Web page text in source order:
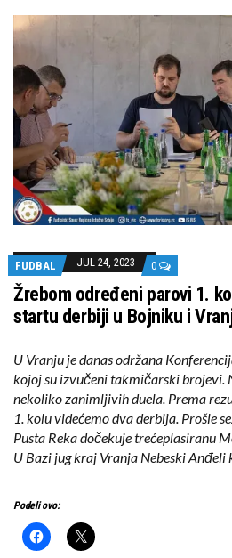
FUDBAL JUL 24, 2023 0
Žrebom određeni parovi 1.
startu derbiji u Bojniku i
U Vranju je danas održana
kojoj su izvučeni takmičarski brojevi.
nekoliko zanimljivih duela. Prema
1. kolu videćemo dva derbija. Prošle
Pusta Reka dočekuje trećeplasiranu
U Bazi jug kraj Vranja Nebeski
Podeli ovo: